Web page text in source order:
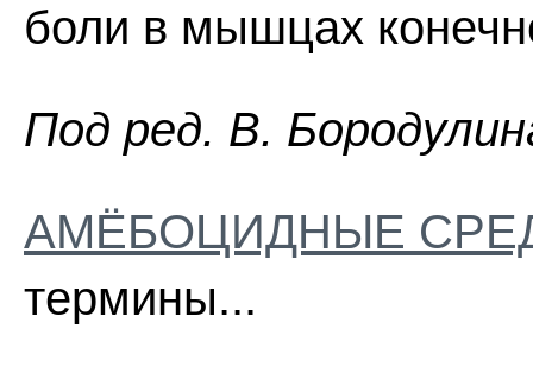
боли в мышцах
Пoд peд. B.
АМЁБОЦИДНЫЕ
термины...